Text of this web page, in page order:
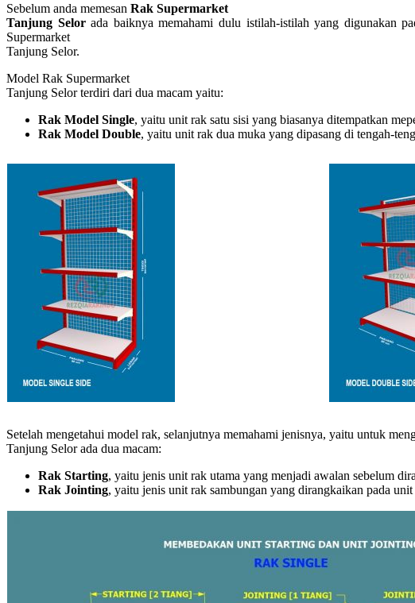
Sebelum anda memesan Rak Supermarket
Tanjung Selorada baiknya memahami dulu istilah-istilah yang digunakan
Supermarket
Tanjung Selor.
Model Rak Supermarket
Tanjung Selor terdiri dari dua macam yaitu:
Rak Model Single, yaitu unit rak satu sisi yang biasanya ditempatkan
Rak Model Double, yaitu unit rak dua muka yang dipasang di tengah-
Setelah mengetahui model rak, selanjutnya memahami jenisnya, yaitu untuk
Tanjung Selor ada dua macam:
Rak Starting, yaitu jenis unit rak utama yang menjadi awalan sebelum
Rak Jointing, yaitu jenis unit rak sambungan yang dirangkaikan pada